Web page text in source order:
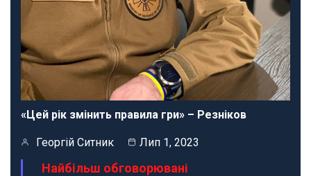
«Цей рік змінить правила гри» – Резніков
Георгій Ситник Лип 1, 2023
Найбільш обговорювані